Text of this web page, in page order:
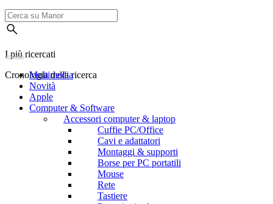
I più ricercati
Cronologia della ricerca
Multimedia
Novità
Apple
Computer & Software
Accessori computer & laptop
Cuffie PC/Office
Cavi e adattatori
Montaggi & supporti
Borse per PC portatili
Mouse
Rete
Tastiere